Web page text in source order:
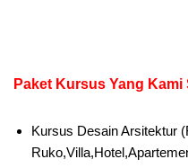
Paket Kursus Yang Kami
Kursus Desain Arsitektur